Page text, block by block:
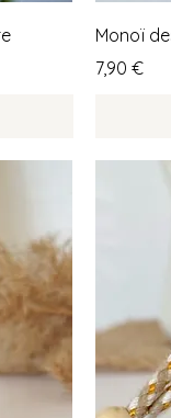
Monoï
Prix
7,90 €